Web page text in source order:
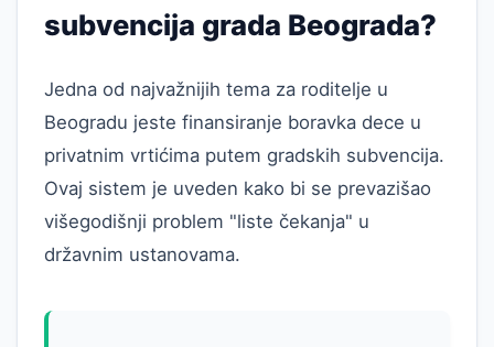
subvencija grada Beograda?
Jedna od najvažnijih tema za roditelje u
Beogradu jeste finansiranje boravka dece u
privatnim vrtićima putem gradskih subvencija.
Ovaj sistem je uveden kako bi se prevazišao
višegodišnji problem "liste čekanja" u
državnim ustanovama.